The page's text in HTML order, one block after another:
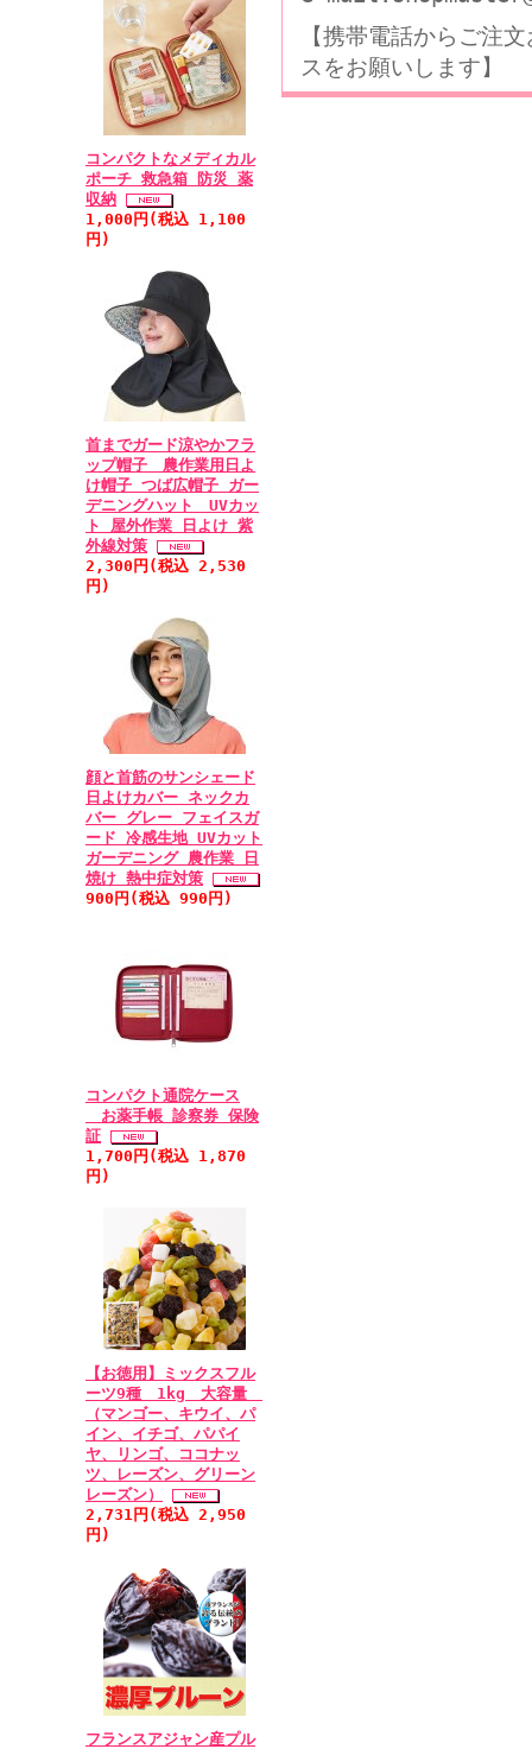
コンパクトなメディカル
ポーチ 救急箱 防災 薬
収納
1,000円(税込 1,100
円)
首までガード涼やかフラ
ップ帽子 農作業用日よ
け帽子 つば広帽子 ガー
デニングハット UVカッ
ト 屋外作業 日よけ 紫
外線対策
2,300円(税込 2,530
円)
顔と首筋のサンシェード
日よけカバー ネックカ
バー グレー フェイスガ
ード 冷感生地 UVカット
ガーデニング 農作業 日
焼け 熱中症対策
900円(税込 990円)
コンパクト通院ケース
お薬手帳 診察券 保険
証
1,700円(税込 1,870
円)
【お徳用】ミックスフル
ーツ9種 1kg 大容量
（マンゴー、キウイ、パ
イン、イチゴ、パパイ
ヤ、リンゴ、ココナッ
ツ、レーズン、グリーン
レーズン）
2,731円(税込 2,950
円)
フランスアジャン産プル
【携帯電話からご注
スをお願いします】